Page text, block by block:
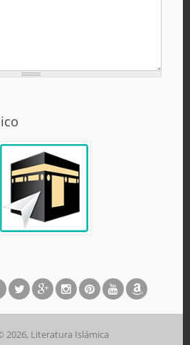
2026, Literatura Islámica